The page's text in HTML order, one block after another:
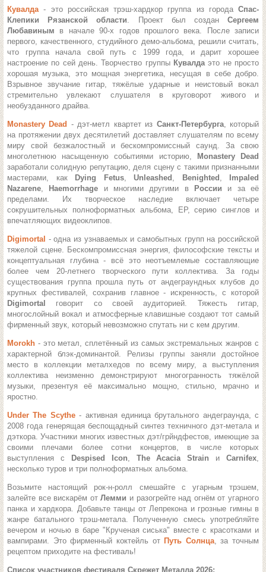
Кувалда- это российская трэш-хардкор группа из города Спас-
Клепики Рязанской области. Проект был созданСергеем
Любавиным в начале 90-х годов прошлого века. После записи
первого, качественного, студийного демо-альбома, решили считать,
что группа начала свой путь с 1999 года, и дарит хорошее
настроение по сей день.Творчество группы Кувалдаэто не просто
хорошая музыка, это мощная энергетика, несущая в себе добро.
Взрывное звучание гитар, тяжёлые ударные и неистовый вокал
стремительно увлекают слушателя в круговорот живого и
необузданного драйва.
Monastery Dead - дэт-метл квартет из Санкт-Петербурга, который
на протяжении двух десятилетий доставляет слушателям по всему
миру свой безжалостный и бескомпромиссный саунд. За свою
многолетнюю насыщенную событиями историю,
Monastery Dead
заработали солидную репутацию, деля сцену с такими признанными
мастерами, как
Dying Fetus, Unleashed , Benighted ,
Impaled
Nazarene, Haemorrhage и многими другими в России и за её
пределами. Их творческое наследие включает четыре
сокрушительных полноформатных альбома, ЕР, серию синглов и
впечатляющих видеоклипов.
Digimortal - одна из узнаваемых и самобытных групп на российской
тяжелой сцене. Бескомпромиссная энергия, философские тексты и
концептуальная глубина - всё это неотъемлемые составляющие
более чем 20-летнего творческого пути коллектива.За годы
существования группа прошла путь от андеграундных клубов до
крупных фестивалей, сохранив главное - искренность, с которой
Digimortal говорит со своей аудиторией. Тяжесть гитар,
многослойный вокал и атмосферные клавишные создают тот самый
фирменный звук, который невозможно спутать ни с кем другим.
Morokh - это метал, сплетённый из самых экстремальных жанров с
характерной блэк-доминантой. Релизы группы заняли достойное
место в коллекции металхедов по всему миру, авыступления
коллектива неизменно демонстрируют многогранность тяжёлой
музыки, презентуя её максимально мощно, стильно, мрачно и
яростно.
Under The Scythe - активная единица брутального андеграунда, с
2008 года генерящая беспощадный синтез техничного дэт-метала и
дэткора. Участники многих известных дэт/грйндфестов, имеющие за
своими плечами более сотни концертов, в числе которых
выступления с
Despised Icon, The Acacia Strain и Carnifex,
несколько туров и три полноформатных альбома.
Возьмите настоящий рок-н-ролл смешайте с угарным трэшем,
залейте все вискарём отЛемми и разогрейте над огнём от угарного
панка и хардкора. Добавьте танцы от Лепрекона и грозные гимны в
жанре батального трэш-метала. Полученную смесь употребляйте
вечером и ночью в баре "Крученая сиська" вместе с красотками и
вампирами. Это фирменный коктейль от Путь Солнца, за точным
рецептом приходите на фестиваль!
Список участников фестиваля Скрежет Металла 2026: